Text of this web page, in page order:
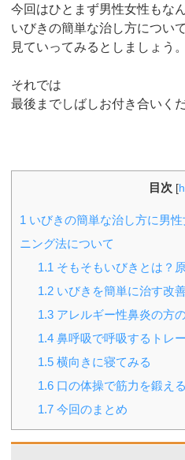
今回はひとまず男性女性もな
いびきの簡単な治し方について
見ていってみるとしましょう。
それでは
最後までしばしお付き合いく
目次 [
1 いびきの簡単な治し方に男
ニング法について
1.1 そもそもいびきとは？
1.2 いびきを簡単に治す改
1.3 アレルギー性鼻炎の方
1.4 鼻呼吸で呼吸するトレ
1.5 横向きに寝てみる
1.6 口の体操で筋力を鍛える
1.7 今回のまとめ